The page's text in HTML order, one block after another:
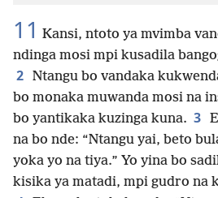
11 Kansi, ntoto ya mvimba
ndinga mosi mpi kusadila
2 Ntangu bo vandaka
bo monaka muwanda mosi na
bo yantikaka kuzinga kuna. 3
na bo nde: “Ntangu yai, beto
yoka yo na tiya.” Yo yina bo
kisika ya matadi, mpi gudro na